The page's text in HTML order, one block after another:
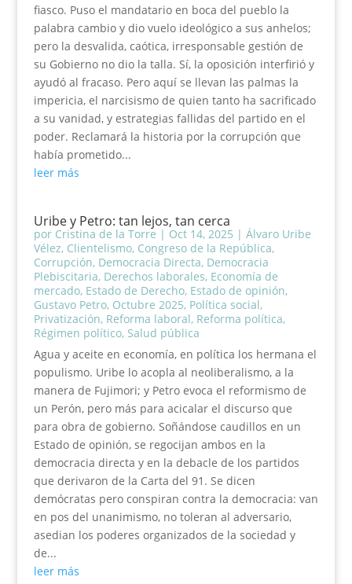
fiasco. Puso el mandatario en boca del pueblo la
palabra cambio y dio vuelo ideológico a sus anhelos;
pero la desvalida, caótica, irresponsable gestión de
su Gobierno no dio la talla. Sí, la oposición interfirió y
ayudó al fracaso. Pero aquí se llevan las palmas la
impericia, el narcisismo de quien tanto ha sacrificado
a su vanidad, y estrategias fallidas del partido en el
poder. Reclamará la historia por la corrupción que
había prometido...
leer más
Uribe y Petro: tan lejos, tan cerca
por Cristina de la Torre | Oct 14, 2025 | Álvaro Uribe
Vélez, Clientelismo, Congreso de la República,
Corrupción, Democracia Directa, Democracia
Plebiscitaria, Derechos laborales, Economía de
mercado, Estado de Derecho, Estado de opinión,
Gustavo Petro, Octubre 2025, Política social,
Privatización, Reforma laboral, Reforma política,
Régimen político, Salud pública
Agua y aceite en economía, en política los hermana el
populismo. Uribe lo acopla al neoliberalismo, a la
manera de Fujimori; y Petro evoca el reformismo de
un Perón, pero más para acicalar el discurso que
para obra de gobierno. Soñándose caudillos en un
Estado de opinión, se regocijan ambos en la
democracia directa y en la debacle de los partidos
que derivaron de la Carta del 91. Se dicen
demócratas pero conspiran contra la democracia: van
en pos del unanimismo, no toleran al adversario,
asedian los poderes organizados de la sociedad y
de...
leer más